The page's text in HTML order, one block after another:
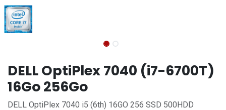
DELL OptiPlex 7040 (i7-6700T)
16Go 256Go
DELL OptiPlex 7040 i5 (6th) 16GO 256 SSD 500HDD